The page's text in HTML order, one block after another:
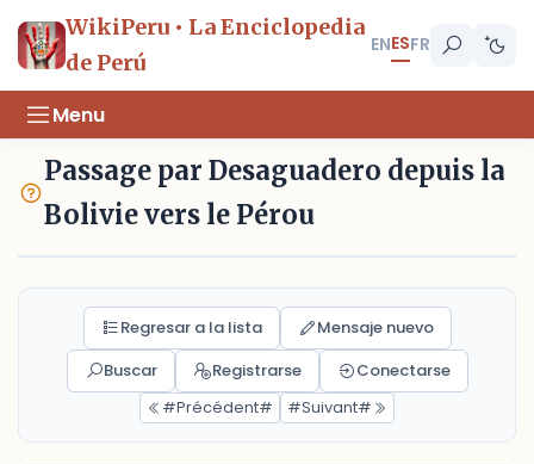
WikiPeru • La Enciclopedia
de Perú
ENESFR
Menu
Passage par Desaguadero depuis la
Bolivie vers le Pérou
Regresar a la lista
Mensaje nuevo
Buscar
Registrarse
Conectarse
#Précédent#
#Suivant#